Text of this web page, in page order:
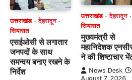
उत्तराखंड
देहरादून
सियासत
एसईओसी से लगातार
जनपदों के साथ
समन्वय बनाए रखने के
निर्देश
उत्तराखंड
देहरादून
सियासत
मुख्यमंत्री से
महानिदेशक
ने की शिष्टाचार
News Desk
August 7, 2026